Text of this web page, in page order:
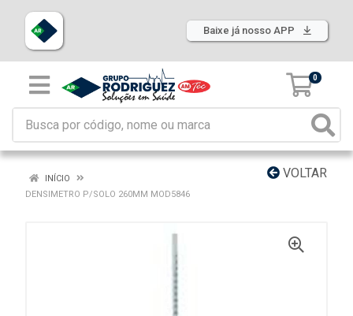
Baixe já nosso APP
0
VOLTAR
INÍCIO
DENSIMETRO P/SOLO 260MM MOD5846